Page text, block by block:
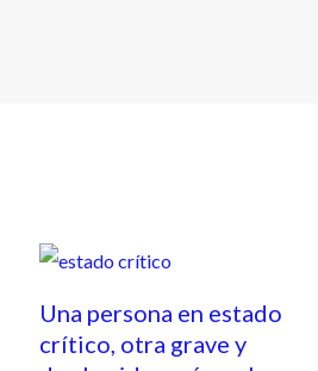
Una persona en estado
crítico, otra grave y